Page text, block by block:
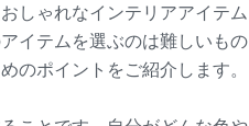
しゃれなインテリアアイテム
イテムを選ぶのは難しいもの
のポイントをご紹介します。